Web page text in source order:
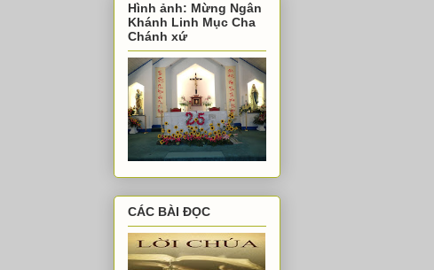
Hình ảnh: Mừng Ngân
Khánh Linh Mục Cha
Chánh xứ
CÁC BÀI ĐỌC